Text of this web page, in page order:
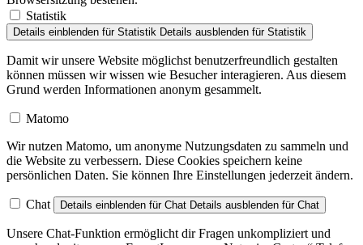
Statistik
Details einblenden für Statistik Details ausblenden für Statistik
Damit wir unsere Website möglichst benutzerfreundlich gestalten
können müssen wir wissen wie Besucher interagieren. Aus diesem
Grund werden Informationen anonym gesammelt.
Matomo
Wir nutzen Matomo, um anonyme Nutzungsdaten zu sammeln und
die Website zu verbessern. Diese Cookies speichern keine
persönlichen Daten. Sie können Ihre Einstellungen jederzeit ändern.
Chat Details einblenden für Chat Details ausblenden für Chat
Unsere Chat-Funktion ermöglicht dir Fragen unkompliziert und